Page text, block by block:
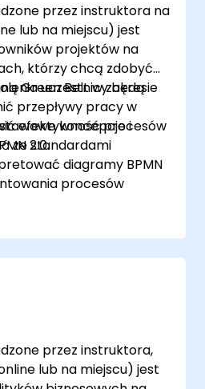
przez instruktora na
lub na miejscu) jest
projektów na
którzy chcą zdobyć
Green Belt w zakresie
przepływy pracy w
efektywność procesów
ze standardami
uczestnicy będą
koncepcje i
2.0.
diagramy BPMN
procesów
pracy,
praktyki w
poprawy
przez instruktora,
lub na miejscu) jest